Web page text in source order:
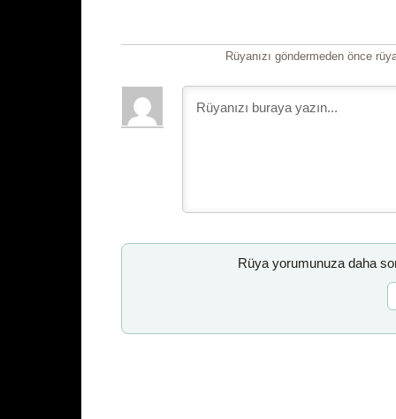
Rüyanızı göndermeden önce
Rüya yorumunuza daha